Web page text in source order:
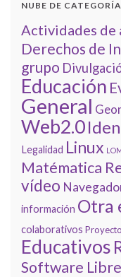
NUBE DE
Actividades de
Derechos de
grupo
Educación
General
Web2.0
Legalidad Linux
Matématica
vídeo
información Otra
colaborativos
Educativos
Software Libre